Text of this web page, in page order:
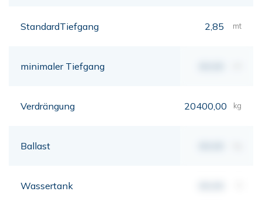
StandardTiefgang 2,85 mt
minimaler Tiefgang
Verdrängung 20400,00 kg
Ballast
Wassertank